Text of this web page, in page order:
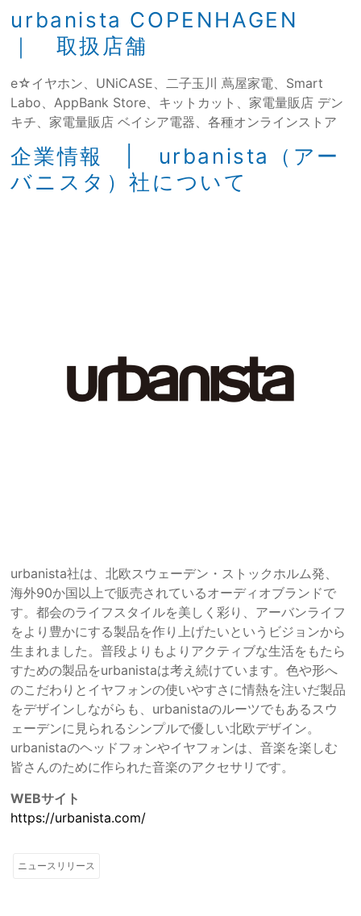
urbanista COPENHAGEN
｜ 取扱店舗
e☆イヤホン、UNiCASE、二子玉川 蔦屋家電、Smart
Labo、AppBank Store、キットカット、家電量販店 デン
キチ、家電量販店 ベイシア電器、各種オンラインストア
企業情報 | urbanista（アー
バニスタ）社について
urbanista社は、北欧スウェーデン・ストックホルム発、
海外90か国以上で販売されているオーディオブランドで
す。都会のライフスタイルを美しく彩り、アーバンライフ
をより豊かにする製品を作り上げたいというビジョンから
生まれました。普段よりもよりアクティブな生活をもたら
すための製品をurbanistaは考え続けています。色や形へ
のこだわりとイヤフォンの使いやすさに情熱を注いだ製品
をデザインしながらも、urbanistaのルーツでもあるスウ
ェーデンに見られるシンプルで優しい北欧デザイン。
urbanistaのヘッドフォンやイヤフォンは、音楽を楽しむ
皆さんのために作られた音楽のアクセサリです。
WEBサイト
https://urbanista.com/
ニュースリリース